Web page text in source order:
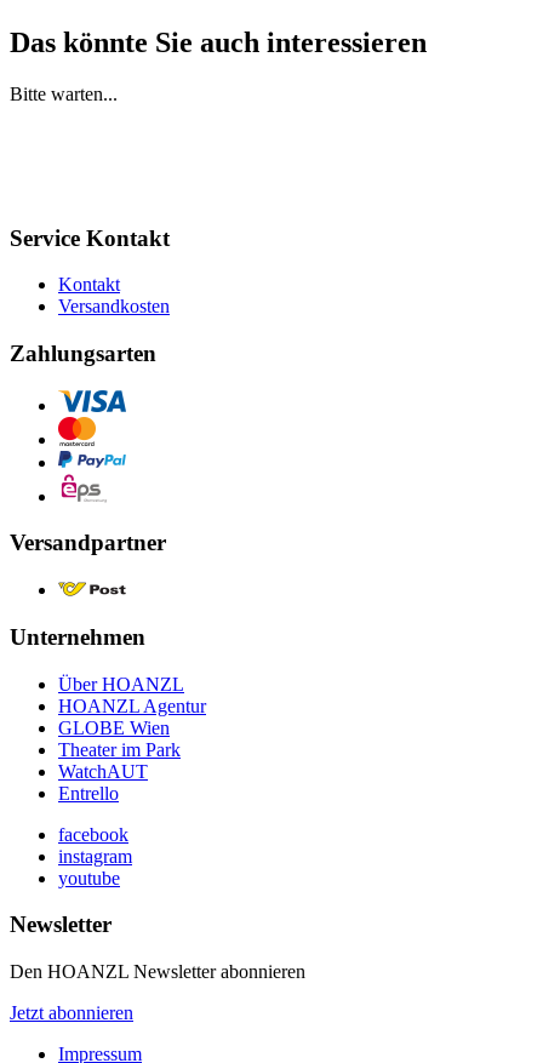
Das könnte Sie auch interessieren
Bitte warten...
Service Kontakt
Kontakt
Versandkosten
Zahlungsarten
Versandpartner
Unternehmen
Über HOANZL
HOANZL Agentur
GLOBE Wien
Theater im Park
WatchAUT
Entrello
facebook
instagram
youtube
Newsletter
Den HOANZL Newsletter abonnieren
Jetzt abonnieren
Impressum